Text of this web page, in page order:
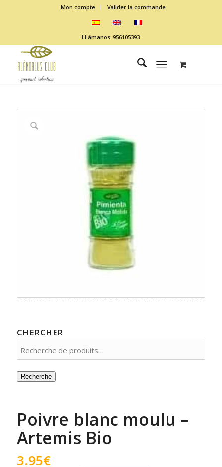
Mon compte Valider la commande
LLámanos: 956105393
CHERCHER
Recherche
Poivre blanc moulu –
Artemis Bio
3.95€